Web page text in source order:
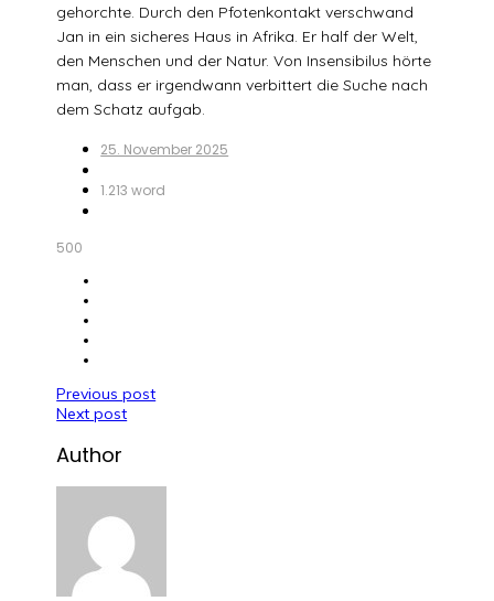
gehorchte. Durch den Pfotenkontakt verschwand
Jan in ein sicheres Haus in Afrika. Er half der Welt,
den Menschen und der Natur. Von Insensibilus hörte
man, dass er irgendwann verbittert die Suche nach
dem Schatz aufgab.
25. November 2025
1.213 word
500
Beitragsnavigation
Previous post
Next post
Author